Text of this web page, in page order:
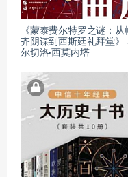
《蒙泰费尔特罗之谜：从
齐阴谋到西斯廷礼拜堂》
尔切洛·西莫内塔